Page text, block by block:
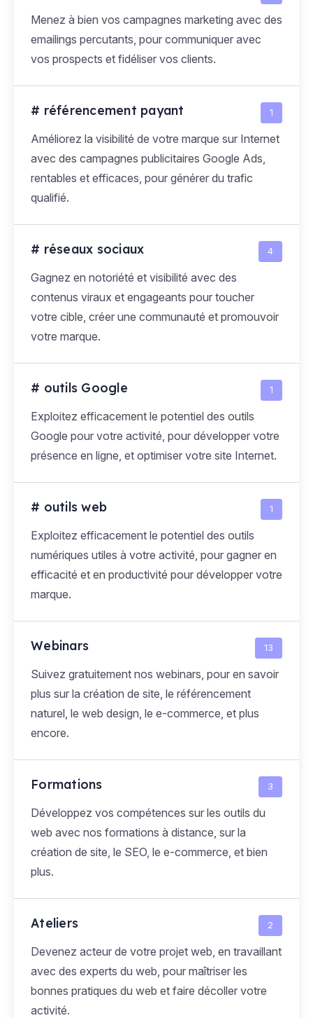
Menez à bien vos campagnes marketing avec des
emailings percutants, pour communiquer avec
vos prospects et fidéliser vos clients.
# référencement payant 1
Améliorez la visibilité de votre marque sur Internet
avec des campagnes publicitaires Google Ads,
rentables et efficaces, pour générer du trafic
qualifié.
# réseaux sociaux 4
Gagnez en notoriété et visibilité avec des
contenus viraux et engageants pour toucher
votre cible, créer une communauté et promouvoir
votre marque.
# outils Google 1
Exploitez efficacement le potentiel des outils
Google pour votre activité, pour développer votre
présence en ligne, et optimiser votre site Internet.
# outils web 1
Exploitez efficacement le potentiel des outils
numériques utiles à votre activité, pour gagner en
efficacité et en productivité pour développer votre
marque.
Webinars 13
Suivez gratuitement nos webinars, pour en savoir
plus sur la création de site, le référencement
naturel, le web design, le e-commerce, et plus
encore.
Formations 3
Développez vos compétences sur les outils du
web avec nos formations à distance, sur la
création de site, le SEO, le e-commerce, et bien
plus.
Ateliers 2
Devenez acteur de votre projet web, en travaillant
avec des experts du web, pour maîtriser les
bonnes pratiques du web et faire décoller votre
activité.